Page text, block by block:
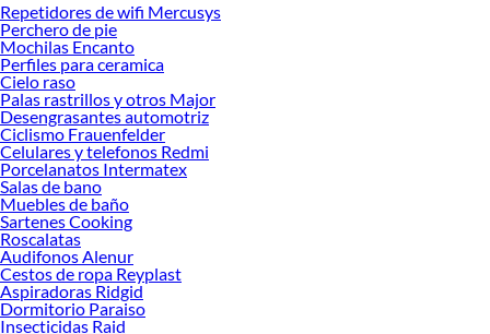
Repetidores de wifi Mercusys
Perchero de pie
Mochilas Encanto
Perfiles para ceramica
Cielo raso
Palas rastrillos y otros Major
Desengrasantes automotriz
Ciclismo Frauenfelder
Celulares y telefonos Redmi
Porcelanatos Intermatex
Salas de bano
Muebles de baño
Sartenes Cooking
Roscalatas
Audifonos Alenur
Cestos de ropa Reyplast
Aspiradoras Ridgid
Dormitorio Paraiso
Insecticidas Raid